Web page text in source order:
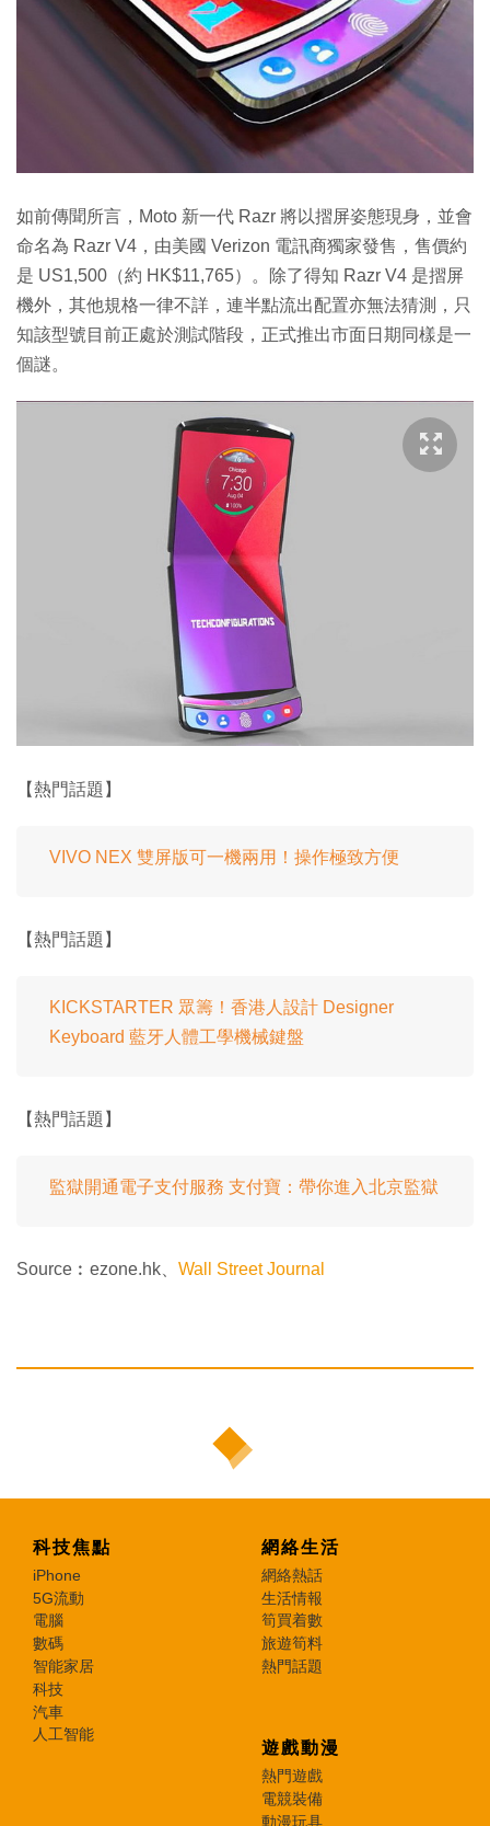
如前傳聞所言，Moto 新一代 Razr 將以摺屏姿態現身，並會
命名為 Razr V4，由美國 Verizon 電訊商獨家發售，售價約
是 US1,500（約 HK$11,765）。除了得知 Razr V4 是摺屏
機外，其他規格一律不詳，連半點流出配置亦無法猜測，只
知該型號目前正處於測試階段，正式推出市面日期同樣是一
個謎。
【熱門話題】
VIVO NEX 雙屏版可一機兩用！操作極致方便
【熱門話題】
KICKSTARTER 眾籌！香港人設計 Designer
Keyboard 藍牙人體工學機械鍵盤
【熱門話題】
監獄開通電子支付服務 支付寶：帶你進入北京監獄
Source︰ezone.hk、 Wall Street Journal
科技焦點
iPhone
5G流動
電腦
數碼
智能家居
科技
汽車
人工智能
網絡生活
網絡熱話
生活情報
筍買着數
旅遊筍料
熱門話題
遊戲動漫
熱門遊戲
電競裝備
動漫玩具